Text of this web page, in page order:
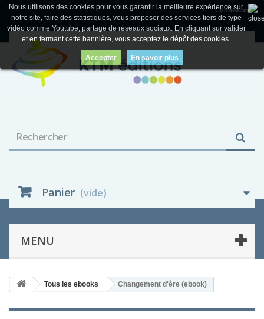
Connexion
Panier (vide)
MENU
Nous utilisons des cookies pour vous garantir la meilleure expérience sur
notre site, faire des statistiques, vous proposer des services tiers de type
vidéo comme Youtube, partage de réseaux sociaux. En cliquant sur valider
et en fermant cette bannière, vous acceptez le dépôt des cookies.
Accepter En savoir plus
Tous les ebooks Changement d'ère (ebook)